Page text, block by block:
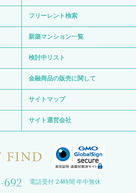
フリーレント検索
新築マンション一覧
検討中リスト
金融商品の販売に関して
サイトマップ
サイト運営会社
692 電話受付 24時間 年中無休